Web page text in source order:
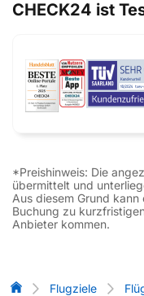
CHECK24 ist
*Preishinweis: Die
übermittelt und
Aus diesem Grund
Buchung zu
Anbieter kommen.
Flug-Vergleich
Flugziele